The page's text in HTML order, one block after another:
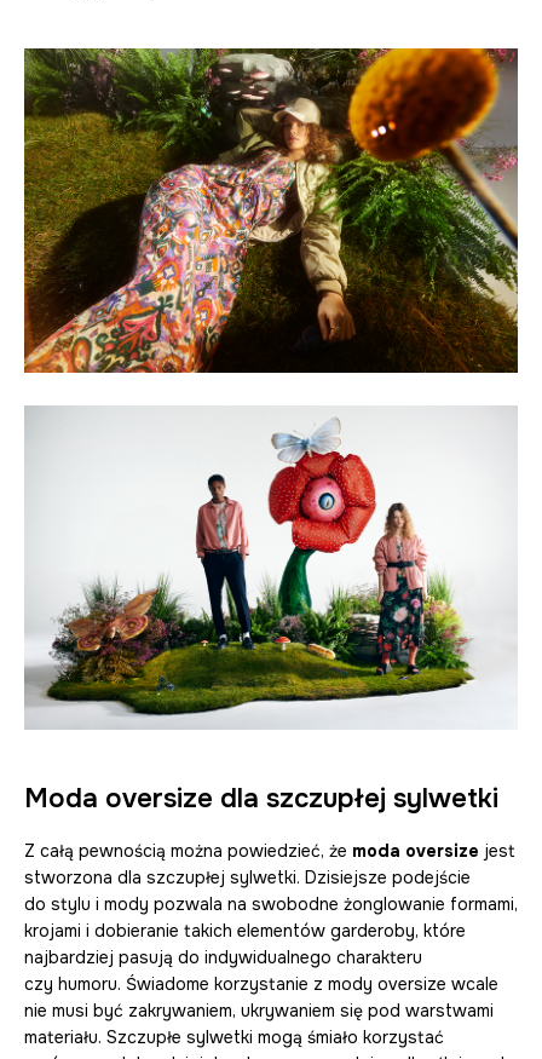
Moda oversize dla szczupłej sylwetki
Z całą pewnością można powiedzieć, że moda oversize jest
stworzona dla szczupłej sylwetki. Dzisiejsze podejście
do stylu i mody pozwala na swobodne żonglowanie formami,
krojami i dobieranie takich elementów garderoby, które
najbardziej pasują do indywidualnego charakteru
czy humoru. Świadome korzystanie z mody oversize wcale
nie musi być zakrywaniem, ukrywaniem się pod warstwami
materiału. Szczupłe sylwetki mogą śmiało korzystać